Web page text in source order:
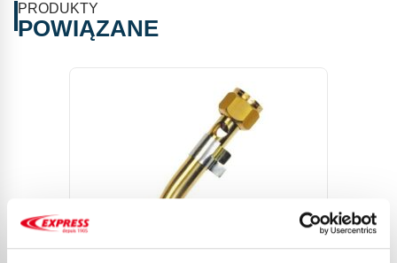
PRODUKTY
POWIĄZANE